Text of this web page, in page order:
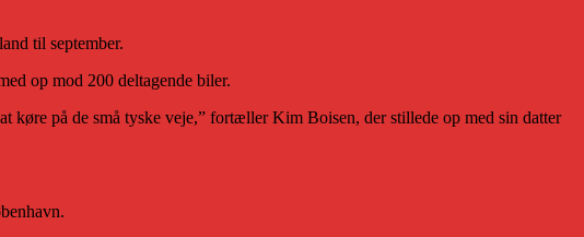
til september.
op mod 200 deltagende biler.
køre på de små tyske veje,” fortæller Kim Boisen, der stillede op med sin datter